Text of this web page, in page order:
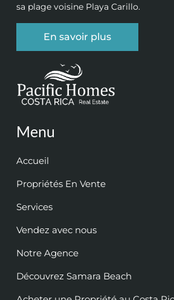
sa plage voisine Playa Carillo.
En savoir plus
Menu
Accueil
Propriétés En Vente
Services
Vendez avec nous
Notre Agence
Découvrez Samara Beach